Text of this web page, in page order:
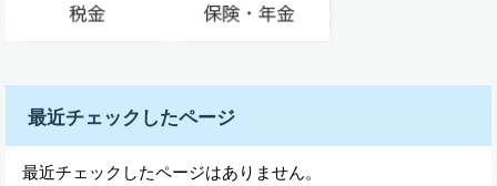
最近チェックしたページ
最近チェックしたページはありません。